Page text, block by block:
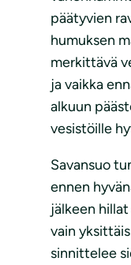
päätyvien
humuksen
merkittävä
ja vaikka
alkuun
vesistöille
Savansuo
ennen
jälkeen
vain
sinnittelee